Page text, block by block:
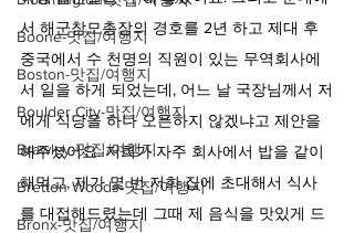
Boone-맛집/여행지
Boston-맛집/여행지
Boulder City-맛집/여행지
Brawley-맛집/여행지
Bretton Woods-맛집/여행지
Bronx-맛집/여행지
서 해군참모총장의 경호를 2년 하고 제대 후
중국에서 수 천명의 직원이 있는 무역회사에
서 일을 하게 되었는데, 어느 날 국장님께서 저
에게 식당을 하나 오픈하지 않겠냐고 제안을
해주셨어요. 저희가 자주 회사에서 밥을 같이
해먹고, 제가 몇 번 저희 집에 초대해서 식사
를 대접해드렸는데 그때 제 음식을 맛있게 드